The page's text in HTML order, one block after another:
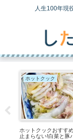
人生100年現
ホットクック
ホットクックおすす
止まらない!白菜と豚